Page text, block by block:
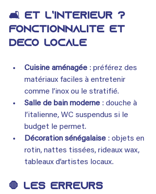
🛋️ Et l’intérieur ?
Fonctionnalité et
déco locale
Cuisine aménagée : préférez des
matériaux faciles à entretenir
comme l’inox ou le stratifié.
Salle de bain moderne : douche à
l’italienne, WC suspendus si le
budget le permet.
Décoration sénégalaise : objets en
rotin, nattes tissées, rideaux wax,
tableaux d’artistes locaux.
🛑 Les erreurs